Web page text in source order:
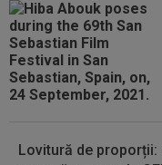
19:55
Dinamo a făcut
Nicolescu: ”E peste
19:45 VIDEO
Ce
conduși cu 1-3, însă
Lovitură de proporții: